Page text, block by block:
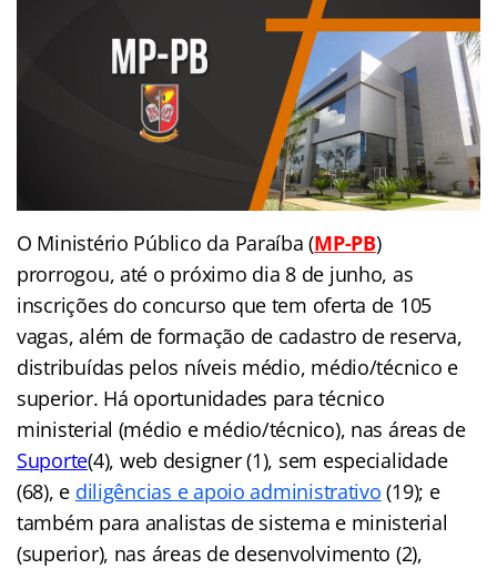
O Ministério Público da Paraíba (MP-PB)
prorrogou, até o próximo dia 8 de junho, as
inscrições do concurso que tem oferta de 105
vagas, além de formação de cadastro de reserva,
distribuídas pelos níveis médio, médio/técnico e
superior. Há oportunidades para técnico
ministerial (médio e médio/técnico), nas áreas de
Suporte(4), web designer (1), sem especialidade
(68), e diligências e apoio administrativo (19); e
também para analistas de sistema e ministerial
(superior), nas áreas de desenvolvimento (2),